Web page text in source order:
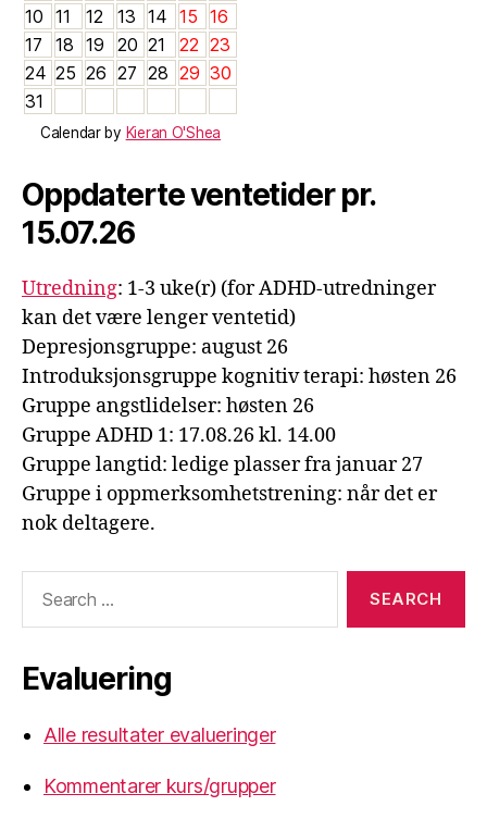
10 11 12 13 14 15 16
17
18 19 20 21 22 23
24 25 26 27 28 29 30
31
Calendar by Kieran O'Shea
Oppdaterte ventetider pr.
15.07.26
Utredning: 1-3 uke(r) (for ADHD-utredninger
kan det være lenger ventetid)
Depresjonsgruppe: august 26
Introduksjonsgruppe kognitiv terapi: høsten 26
Gruppe angstlidelser: høsten 26
Gruppe ADHD 1: 17.08.26 kl. 14.00
Gruppe langtid: ledige plasser fra januar 27
Gruppe i oppmerksomhetstrening: når det er
nok deltagere.
Evaluering
Alle resultater evalueringer
Kommentarer kurs/grupper